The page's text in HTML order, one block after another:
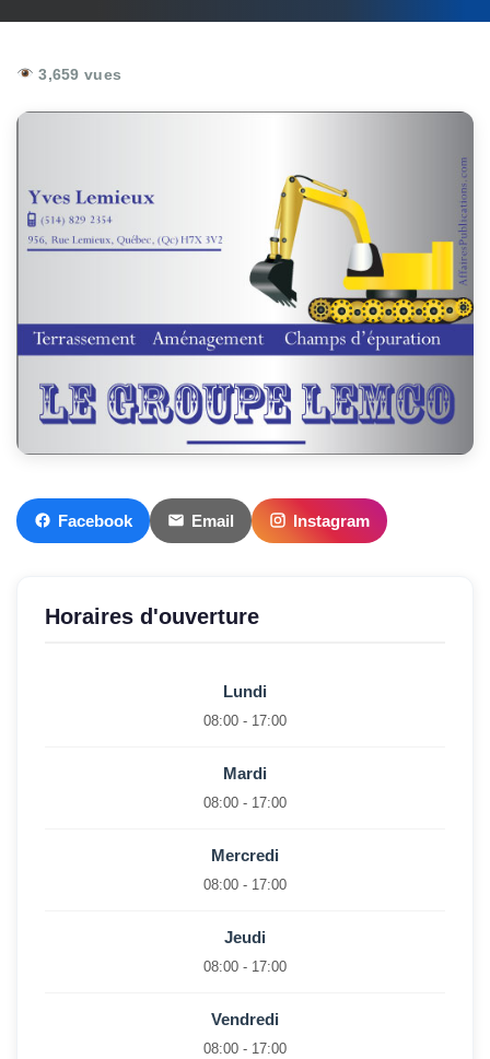
3,659 vues
Facebook Email Instagram
Horaires d'ouverture
Lundi
08:00 - 17:00
Mardi
08:00 - 17:00
Mercredi
08:00 - 17:00
Jeudi
08:00 - 17:00
Vendredi
08:00 - 17:00